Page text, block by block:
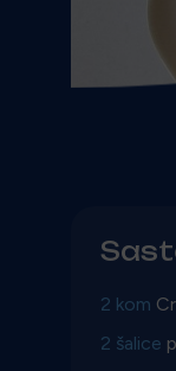
2 kom
2 šalice